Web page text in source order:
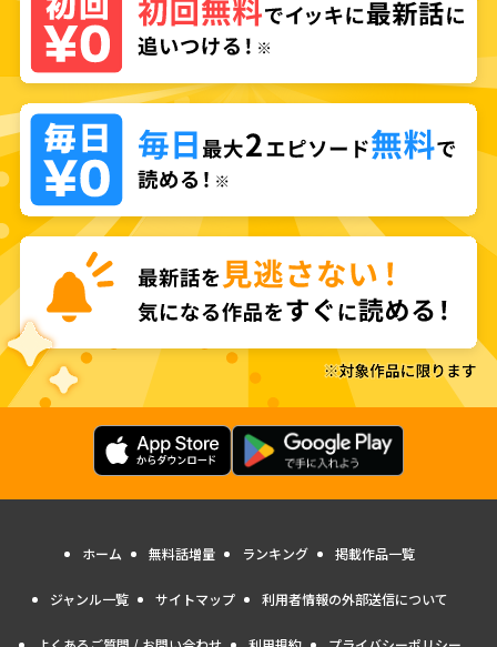
ホーム 無料話増量 ランキング 掲載作品一覧
ジャンル一覧 サイトマップ 利用者情報の外部送信について